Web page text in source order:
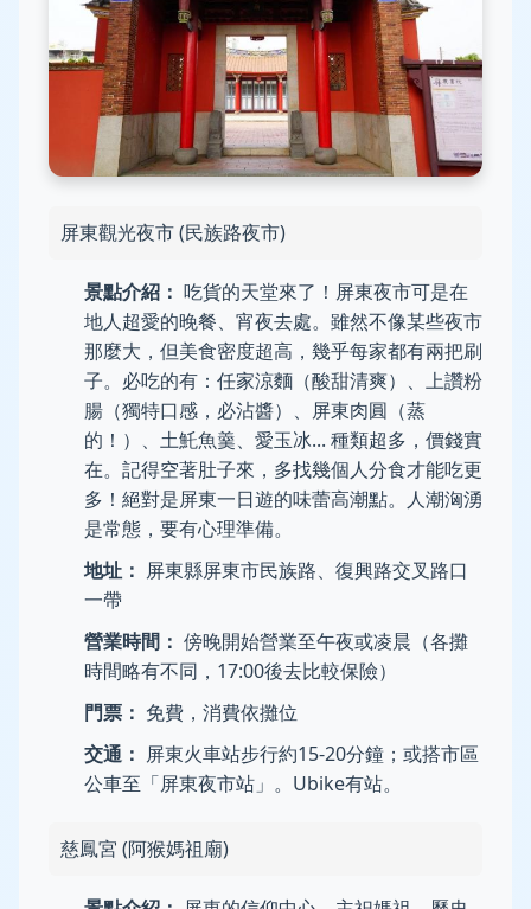
屏東觀光夜市 (民族路夜市)
景點介紹： 吃貨的天堂來了！屏東夜市可是在
地人超愛的晚餐、宵夜去處。雖然不像某些夜市
那麼大，但美食密度超高，幾乎每家都有兩把刷
子。必吃的有：任家涼麵（酸甜清爽）、上讚粉
腸（獨特口感，必沾醬）、屏東肉圓（蒸
的！）、土魠魚羹、愛玉冰... 種類超多，價錢實
在。記得空著肚子來，多找幾個人分食才能吃更
多！絕對是屏東一日遊的味蕾高潮點。人潮洶湧
是常態，要有心理準備。
地址： 屏東縣屏東市民族路、復興路交叉路口
一帶
營業時間： 傍晚開始營業至午夜或凌晨（各攤
時間略有不同，17:00後去比較保險）
門票： 免費，消費依攤位
交通： 屏東火車站步行約15-20分鐘；或搭市區
公車至「屏東夜市站」。Ubike有站。
慈鳳宮 (阿猴媽祖廟)